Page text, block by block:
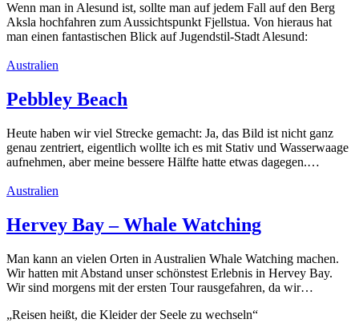
Wenn man in Alesund ist, sollte man auf jedem Fall auf den Berg
Aksla hochfahren zum Aussichtspunkt Fjellstua. Von hieraus hat
man einen fantastischen Blick auf Jugendstil-Stadt Alesund:
Australien
Pebbley Beach
Heute haben wir viel Strecke gemacht: Ja, das Bild ist nicht ganz
genau zentriert, eigentlich wollte ich es mit Stativ und Wasserwaage
aufnehmen, aber meine bessere Hälfte hatte etwas dagegen.…
Australien
Hervey Bay – Whale Watching
Man kann an vielen Orten in Australien Whale Watching machen.
Wir hatten mit Abstand unser schönstest Erlebnis in Hervey Bay.
Wir sind morgens mit der ersten Tour rausgefahren, da wir…
„Reisen heißt, die Kleider der Seele zu wechseln“